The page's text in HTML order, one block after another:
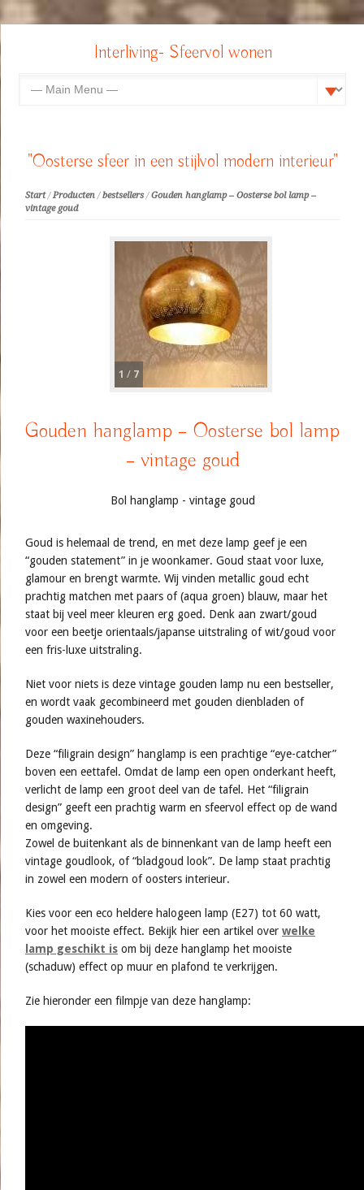
Interliving- Sfeervol wonen
"Oosterse sfeer in een stijlvol modern interieur"
Start/Producten /bestsellers /Gouden hanglamp – Oosterse bol lamp –
vintage goud
1 / 7
Gouden hanglamp – Oosterse bol lamp
– vintage goud
Bol hanglamp - vintage goud
Goud is helemaal de trend, en met deze lamp geef je een
“gouden statement” in je woonkamer. Goud staat voor luxe,
glamour en brengt warmte. Wij vinden metallic goud echt
prachtig matchen met paars of (aqua groen) blauw, maar het
staat bij veel meer kleuren erg goed. Denk aan zwart/goud
voor een beetje orientaals/japanse uitstraling of wit/goud voor
een fris-luxe uitstraling.
Niet voor niets is deze vintage gouden lamp nu een bestseller,
en wordt vaak gecombineerd met gouden dienbladen of
gouden waxinehouders.
Deze “filigrain design” hanglamp is een prachtige “eye-catcher”
boven een eettafel. Omdat de lamp een open onderkant heeft,
verlicht de lamp een groot deel van de tafel. Het “filigrain
design” geeft een prachtig warm en sfeervol effect op de wand
en omgeving.
Zowel de buitenkant als de binnenkant van de lamp heeft een
vintage goudlook, of “bladgoud look”. De lamp staat prachtig
in zowel een modern of oosters interieur.
Kies voor een eco heldere halogeen lamp (E27) tot 60 watt,
voor het mooiste effect. Bekijk hier een artikel over welke
lamp geschikt is om bij deze hanglamp het mooiste
(schaduw) effect op muur en plafond te verkrijgen.
Zie hieronder een filmpje van deze hanglamp: